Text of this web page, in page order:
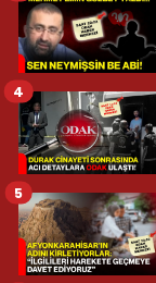
4
5